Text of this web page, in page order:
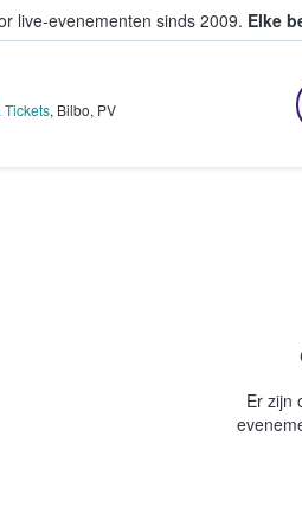
live-evenementen sinds 2009. Elke
kopen en verkopen
Tickets, Bilbo, PV
Er zijn